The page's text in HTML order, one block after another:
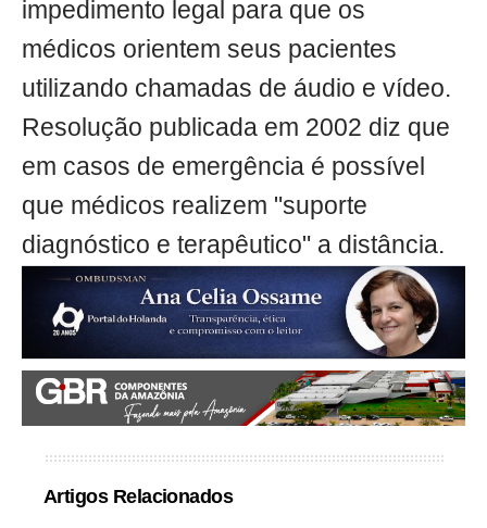
impedimento legal para que os
médicos orientem seus pacientes
utilizando chamadas de áudio e vídeo.
Resolução publicada em 2002 diz que
em casos de emergência é possível
que médicos realizem "suporte
diagnóstico e terapêutico" a distância.
Artigos Relacionados